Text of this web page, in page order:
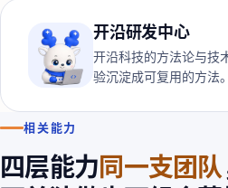
开沿研发中心
开沿科技的方法论与技
验沉淀成可复用的方法。
相关能力
四层能力同一支团队